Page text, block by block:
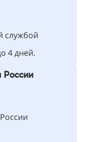
службой
4 дней.
России